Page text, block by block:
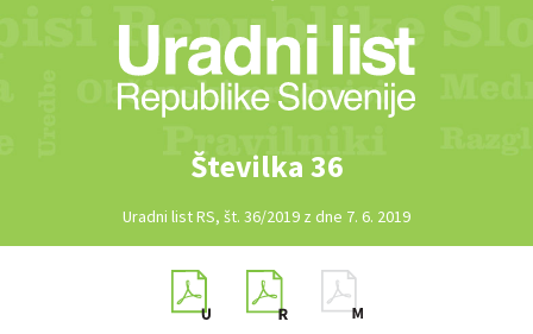
Številka 36
Uradni list RS, št. 36/2019 z dne 7. 6. 2019